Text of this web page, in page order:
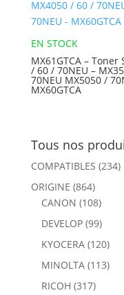
EN STOCK
MX61GTCA –
/ 60 / 70NEU –
70NEU MX5050 /
MX60GTCA
Tous nos
COMPATIBLES (234)
ORIGINE (864)
CANON (108)
DEVELOP (99)
KYOCERA (120)
MINOLTA (113)
RICOH (317)